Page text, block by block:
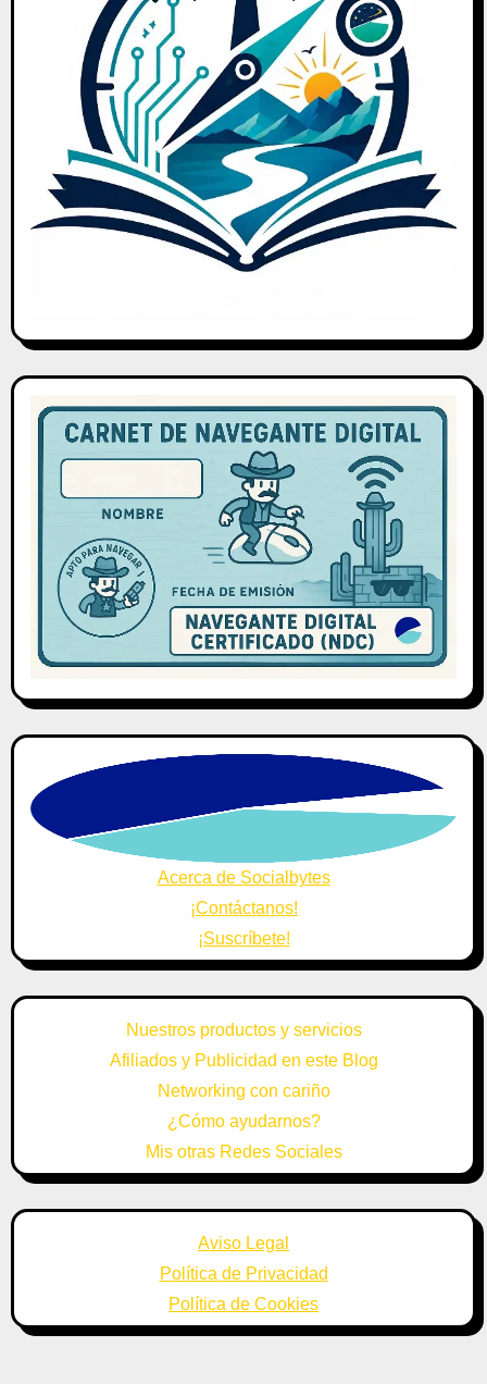
Acerca de Socialbytes
¡Contáctanos!
¡Suscríbete!
Nuestros productos y servicios
Afiliados y Publicidad en este Blog
Networking con cariño
¿Cómo ayudarnos?
Mis otras Redes Sociales
Aviso Legal
Política de Privacidad
Política de Cookies